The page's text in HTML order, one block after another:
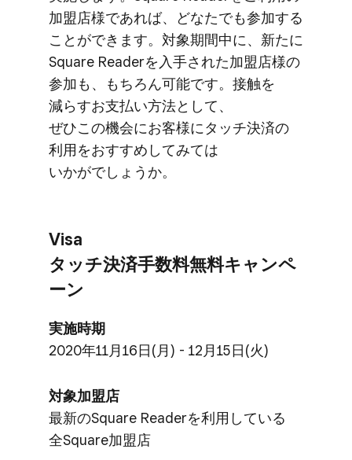
加盟店様で​あれば、​どなたでも​参加する​
ことができます。​対象期間中に、​新たに​
Square Readerを​入手された​加盟店様の​
参加も、​もちろん​可能です。​接触を​
減らす​お支払い方​法と​して、​
ぜひこの機会に​お客様に​タッチ決済の​
利用を​おすすめしてみては​
いかがでしょうか。
Visa
タッチ決済手数料無料キャンペ
ーン
実施時期
2020年11月16日(月) - 12月15日(火)
対象加盟店
最新の​Square Readerを​利用している​
全S​quare加盟店